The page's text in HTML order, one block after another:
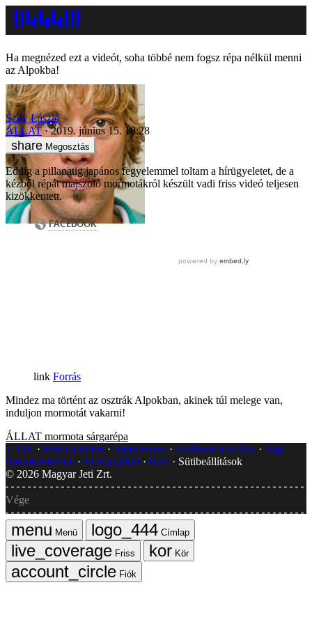
Ha megnézed ezt a videót, soha többé nem fogsz répa nélkül menni
az Alpokba!
Szily László
ÁLLAT
2019. június 15. 18:28
Megosztás
Eddig a pillanatig japános fegyelemmel toltam a hírügyeletet, de a
kézből répát majszoló mormotákról készült vadi friss videó teljesen
kizökkentett.
Forrás
Mindez ma történt az osztrák Alpokban, akinek túl melege van,
induljon mormotát vakarni!
ÁLLAT mormota sárgarépa
GYIK
Hibát jelentek Impresszum Javítások kezelése
Jogi
dokumentumok
Médiaajánlat RSS
Sütibeállítások
© 2026 Magyar Jeti Zrt.
Vége
Menü
Címlap
Friss
Kör
Fiók